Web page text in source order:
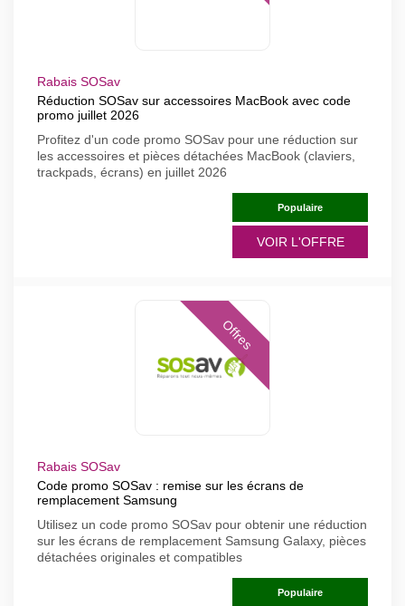
Rabais SOSav
Réduction SOSav sur accessoires MacBook avec code
promo juillet 2026
Profitez d'un code promo SOSav pour une réduction sur
les accessoires et pièces détachées MacBook (claviers,
trackpads, écrans) en juillet 2026
Populaire
VOIR L'OFFRE
Offres
Rabais SOSav
Code promo SOSav : remise sur les écrans de
remplacement Samsung
Utilisez un code promo SOSav pour obtenir une réduction
sur les écrans de remplacement Samsung Galaxy, pièces
détachées originales et compatibles
Populaire